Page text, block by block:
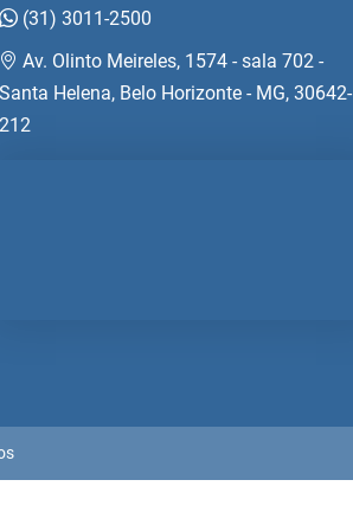
(31) 3011-2500
Av. Olinto Meireles, 1574 - sala 702 -
Santa Helena, Belo Horizonte - MG, 30642-
212